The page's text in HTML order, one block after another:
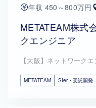
年収 450～800万円
METATEAM株式
クエンジニア
【大阪】ネットワーク
METATEAM SIer・受託開発